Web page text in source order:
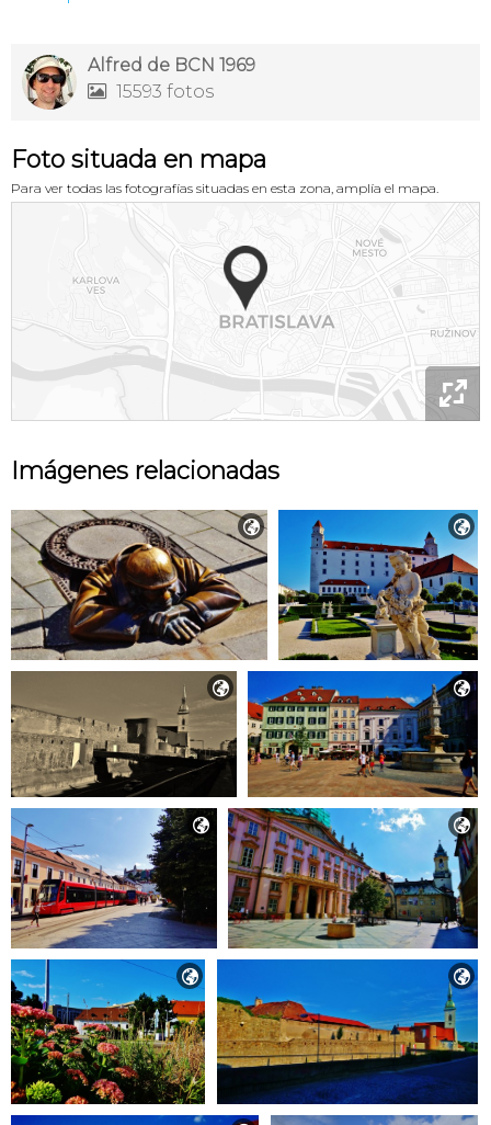
Alfred de BCN 1969
 15593 fotos
Foto situada en mapa
Para ver todas las fotografías situadas en esta zona, amplía el mapa.

Imágenes relacionadas
 
 
 
 